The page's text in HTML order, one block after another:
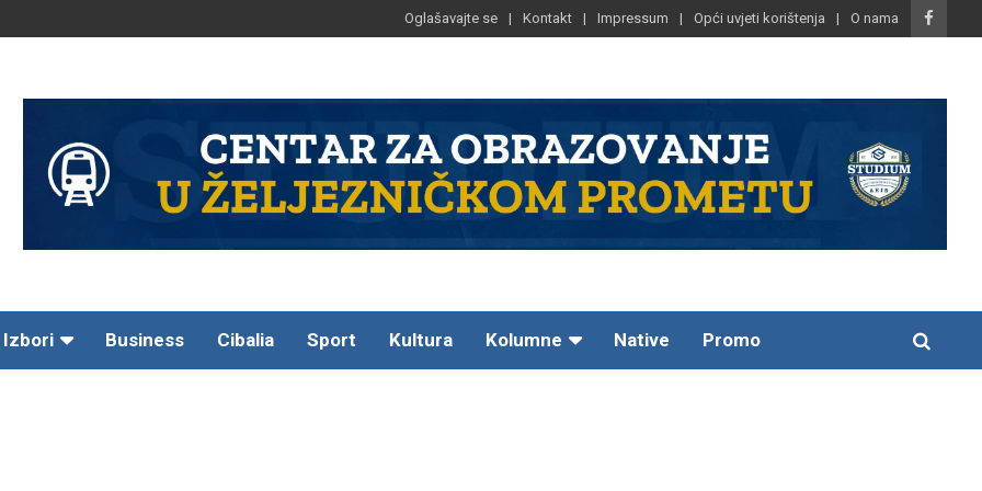
Oglašavajte se Kontakt Impressum Opći uvjeti korištenja O nama
Izbori Business Cibalia Sport Kultura Kolumne Native Promo